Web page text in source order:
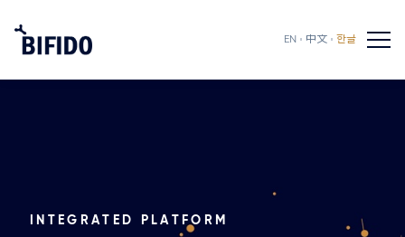
EN 中文 한글
INTEGRATED PLATFORM